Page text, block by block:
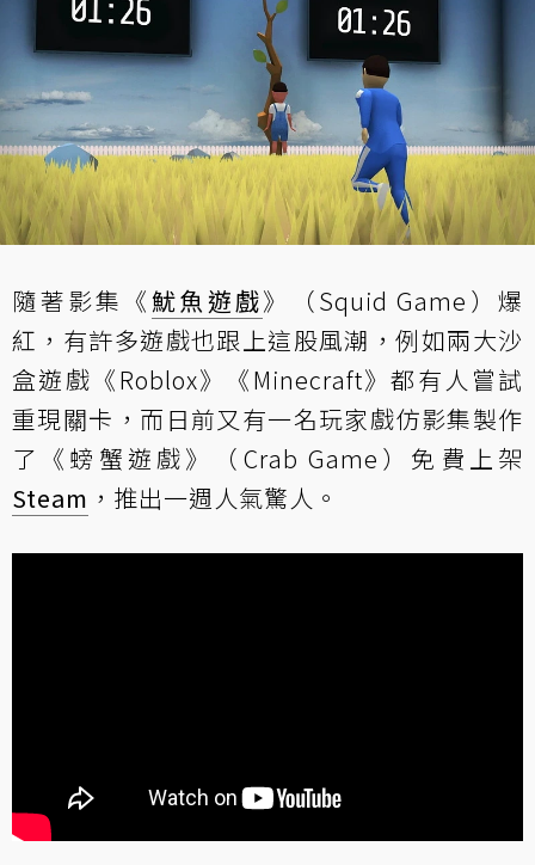
隨著影集《魷魚遊戲》（Squid Game）爆
紅，有許多遊戲也跟上這股風潮，例如兩大沙
盒遊戲 《Roblox》 《Minecraft》都有人嘗試
重現關卡，而日前又有一名玩家戲仿影集製作
了《螃蟹遊戲》（Crab Game）免費上架
Steam ，推出一週人氣驚人。